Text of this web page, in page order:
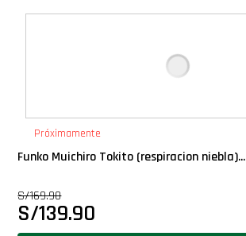
Próximamente
Funko Muichiro Tokito (respiracion niebla)...
S/169.90
S/139.90